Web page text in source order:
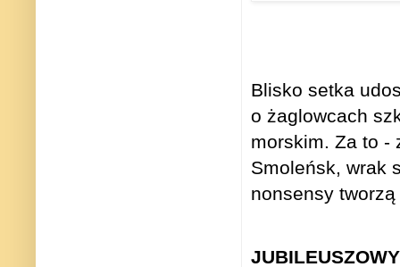
Blisko setka
o żaglowcach
morskim. Za to -
Smoleńsk, wrak
nonsensy